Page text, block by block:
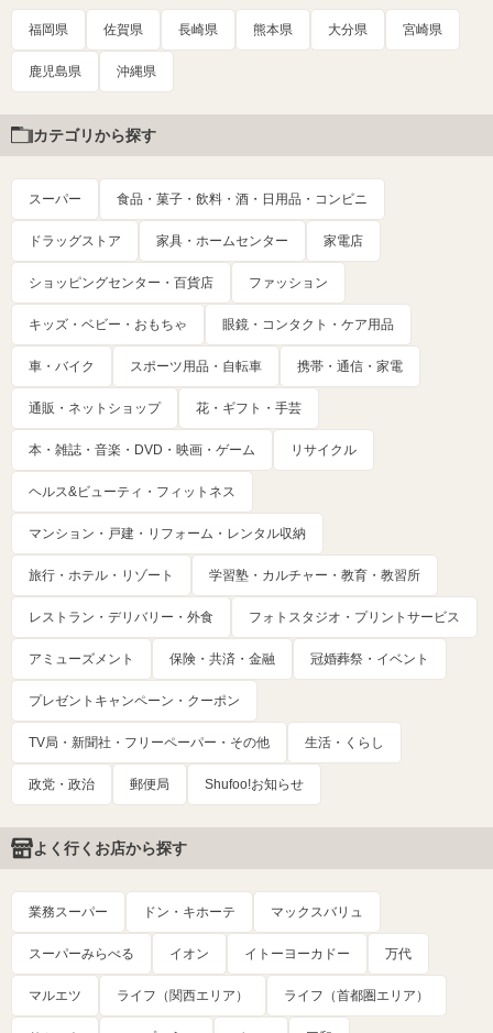
福岡県 佐賀県 長崎県 熊本県 大分県 宮崎県
鹿児島県 沖縄県
カテゴリから探す
スーパー 食品・菓子・飲料・酒・日用品・コンビニ
ドラッグストア 家具・ホームセンター 家電店
ショッピングセンター・百貨店 ファッション
キッズ・ベビー・おもちゃ 眼鏡・コンタクト・ケア用品
車・バイク スポーツ用品・自転車 携帯・通信・家電
通販・ネットショップ 花・ギフト・手芸
本・雑誌・音楽・DVD・映画・ゲーム リサイクル
ヘルス&ビューティ・フィットネス
マンション・戸建・リフォーム・レンタル収納
旅行・ホテル・リゾート 学習塾・カルチャー・教育・教習所
レストラン・デリバリー・外食 フォトスタジオ・プリントサービス
アミューズメント 保険・共済・金融 冠婚葬祭・イベント
プレゼントキャンペーン・クーポン
TV局・新聞社・フリーペーパー・その他 生活・くらし
政党・政治 郵便局 Shufoo!お知らせ
よく行くお店から探す
業務スーパー ドン・キホーテ マックスバリュ
スーパーみらべる イオン イトーヨーカドー 万代
マルエツ ライフ（関西エリア） ライフ（首都圏エリア）